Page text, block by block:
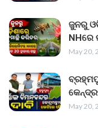
ଜୁନରୁ
NHରେ
May 20,
May 20,